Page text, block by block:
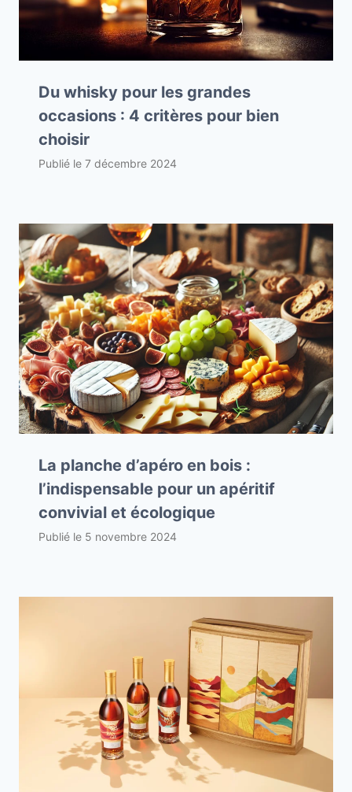
Du whisky pour les grandes
occasions : 4 critères pour bien
choisir
Publié le 7 décembre 2024
La planche d’apéro en bois :
l’indispensable pour un apéritif
convivial et écologique
Publié le 5 novembre 2024